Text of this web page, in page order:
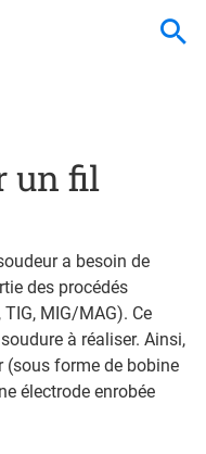
un fil
a besoin de
des procédés
MIG/MAG). Ce
à réaliser. Ainsi,
(sous forme de bobine
électrode enrobée